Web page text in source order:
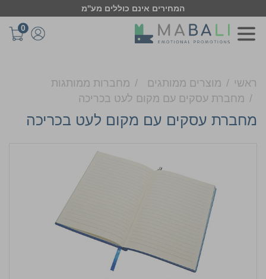
המחירים אינם כוללים מע''מ
0
ראשי מוצרים ממותגים
מחברות ממותגות
מחברת עסקים עם מקום לעט בכריכה
מחברת עסקים עם מקום לעט בכריכה